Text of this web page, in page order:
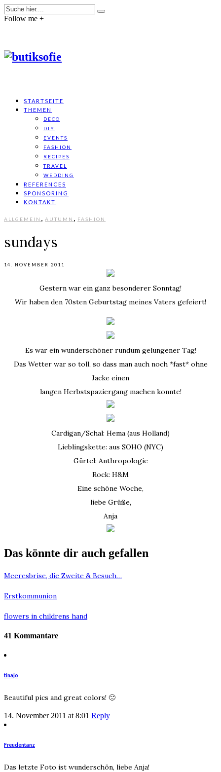
Follow me +
STARTSEITE
THEMEN
DECO
DIY
EVENTS
FASHION
RECIPES
TRAVEL
WEDDING
REFERENCES
SPONSORING
KONTAKT
ALLGEMEIN , AUTUMN , FASHION
sundays
14. NOVEMBER 2011
Gestern war ein ganz besonderer Sonntag!
Wir haben den 70sten Geburtstag meines Vaters gefeiert!
Es war ein wunderschöner rundum gelungener Tag!
Das Wetter war so toll, so dass man auch noch *fast* ohne
Jacke einen
langen Herbstspaziergang machen konnte!
Cardigan/Schal: Hema (aus Holland)
Lieblingskette: aus SOHO (NYC)
Gürtel: Anthropologie
Rock: H&M
Eine schöne Woche,
liebe Grüße,
Anja
Das könnte dir auch gefallen
Meeresbrise, die Zweite & Besuch…
Erstkommunion
flowers in childrens hand
41 Kommantare
tinajo
Beautiful pics and great colors! 🙂
14. November 2011 at 8:01 Reply
Freudentanz
Das letzte Foto ist wunderschön, liebe Anja!